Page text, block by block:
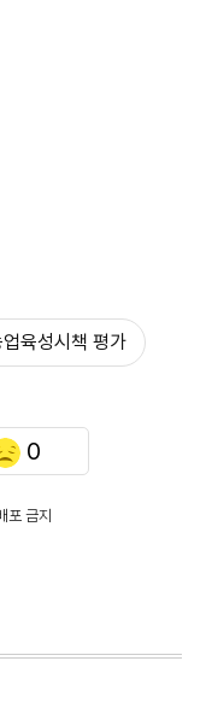
육성시책 평가
0
포 금지